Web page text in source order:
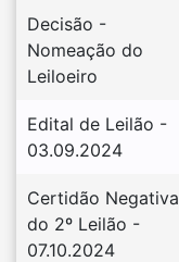
Decisão -
Nomeação do
Leiloeiro
Edital de Leilão -
03.09.2024
Certidão Negativa
do 2º Leilão -
07.10.2024